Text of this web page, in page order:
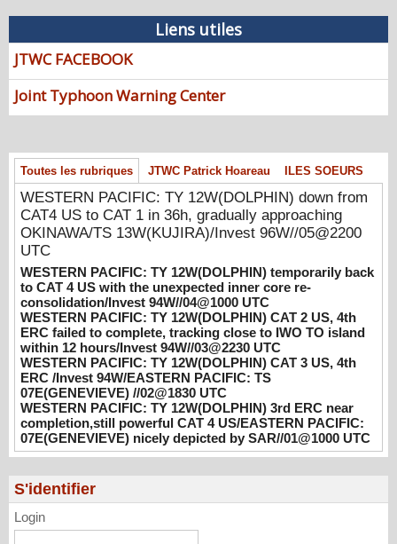
WESTERN PACIFIC: TY 12W(DOLPHIN)
down from CAT4 US to CAT 1 in 36h,
gradually approaching OKINAWA/TS
13W(KUJIRA)/Invest 96W//05@2200 UTC
08/06/2026 -PATRICK HOAREAU
temporarily back to CAT 4 US with the
unexpected inner core re-
consolidation/Invest 94W//04@1000 UTC
08/04/2026 -PATRICK HOAREAU
WESTERN PACIFIC: TY 12W(DOLPHIN)
CAT 2 US, 4th ERC failed to complete,
tracking close to IWO TO island within 12
hours/Invest 94W//03@2230 UTC
08/04/2026 -PATRICK HOAREAU
WESTERN PACIFIC: TY 12W(DOLPHIN)
CAT 3 US, 4th ERC /Invest 94W/EASTERN
PACIFIC: TS 07E(GENEVIEVE) //02@1830
UTC
08/02/2026 -PATRICK HOAREAU
WESTERN PACIFIC: TY 12W(DOLPHIN)
4 US/EASTERN PACIFIC: 07E(GENEVIEVE)
nicely depicted by SAR//01@1000 UTC
08/01/2026
Liens utiles
JTWC FACEBOOK
Joint Typhoon Warning Center
Toutes les rubriques JTWC Patrick Hoareau ILES SOEURS
WESTERN PACIFIC: TY 12W(DOLPHIN) down from
CAT4 US to CAT 1 in 36h, gradually approaching
OKINAWA/TS 13W(KUJIRA)/Invest 96W//05@2200
UTC
WESTERN PACIFIC: TY 12W(DOLPHIN) temporarily back
to CAT 4 US with the unexpected inner core re-
consolidation/Invest 94W//04@1000 UTC
WESTERN PACIFIC: TY 12W(DOLPHIN) CAT 2 US, 4th
ERC failed to complete, tracking close to IWO TO island
within 12 hours/Invest 94W//03@2230 UTC
WESTERN PACIFIC: TY 12W(DOLPHIN) CAT 3 US, 4th
ERC /Invest 94W/EASTERN PACIFIC: TS
07E(GENEVIEVE) //02@1830 UTC
WESTERN PACIFIC: TY 12W(DOLPHIN) 3rd ERC near
completion,still powerful CAT 4 US/EASTERN PACIFIC:
07E(GENEVIEVE) nicely depicted by SAR//01@1000 UTC
S'identifier
Login